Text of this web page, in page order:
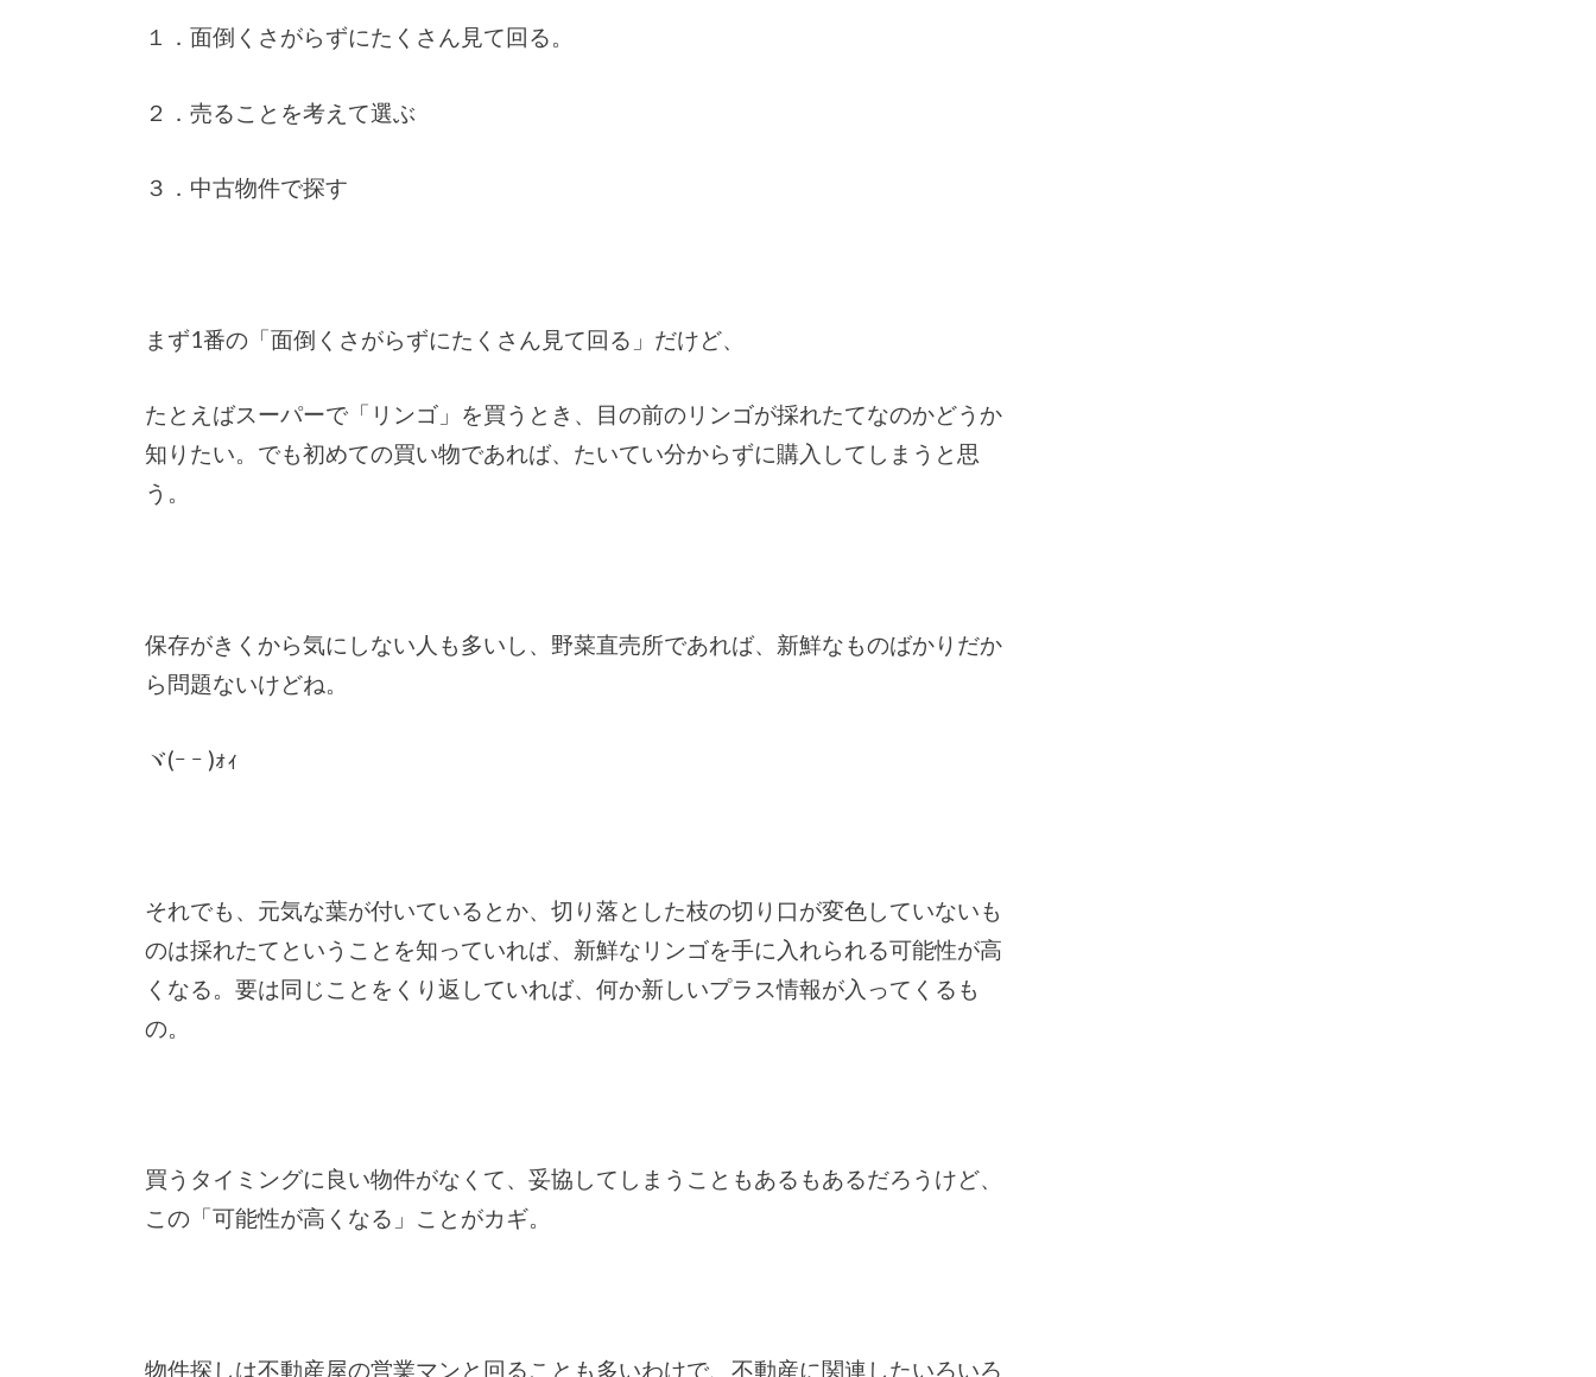
１．面倒くさがらずにたくさん見て回る。
２．売ることを考えて選ぶ
３．中古物件で探す
まず1番の「面倒くさがらずにたくさん見て回る」だけど、
たとえばスーパーで「リンゴ」を買うとき、目の前のリンゴが採れたてなのかどうか
知りたい。でも初めての買い物であれば、たいてい分からずに購入してしまうと思
う。
保存がきくから気にしない人も多いし、野菜直売所であれば、新鮮なものばかりだか
ら問題ないけどね。
ヾ(ｰ ｰ )ｫｨ
それでも、元気な葉が付いているとか、切り落とした枝の切り口が変色していないも
のは採れたてということを知っていれば、新鮮なリンゴを手に入れられる可能性が高
くなる。要は同じことをくり返していれば、何か新しいプラス情報が入ってくるも
の。
買うタイミングに良い物件がなくて、妥協してしまうこともあるもあるだろうけど、
この「可能性が高くなる」ことがカギ。
物件探しは不動産屋の営業マンと回ることも多いわけで、不動産に関連したいろいろ